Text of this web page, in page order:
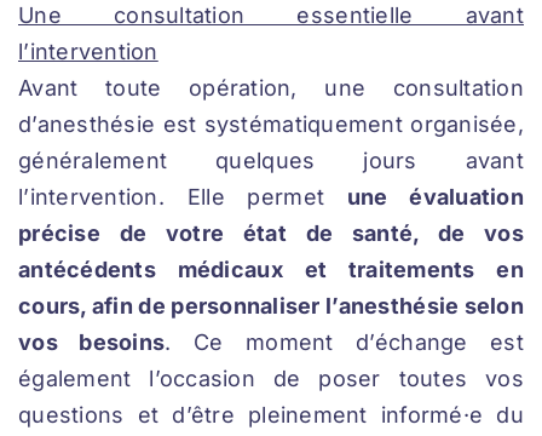
Une consultation essentielle avant
l’intervention
Avant toute opération, une consultation
d’anesthésie est systématiquement organisée,
généralement quelques jours avant
l’intervention. Elle permet une évaluation
précise de votre état de santé, de vos
antécédents médicaux et traitements en
cours, afin de personnaliser l’anesthésie selon
vos besoins. Ce moment d’échange est
également l’occasion de poser toutes vos
questions et d’être pleinement informé·e du